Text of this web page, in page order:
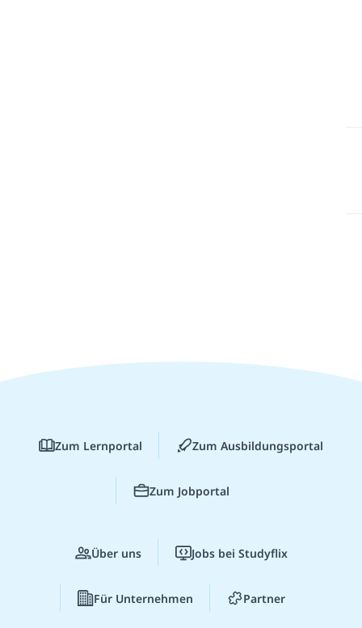
Zum Lernportal Zum Ausbildungsportal
Zum Jobportal
Über uns Jobs bei Studyflix
Für Unternehmen Partner